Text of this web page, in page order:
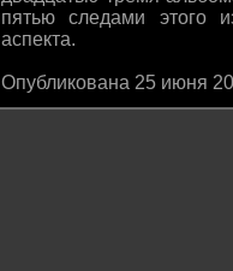
пятью следами этого
аспекта.
Опубликована 25 июня